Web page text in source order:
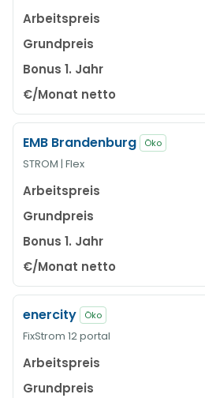
EMB Brandenburg Öko
STROM | Flex
enercity Öko
FixStrom 12 portal